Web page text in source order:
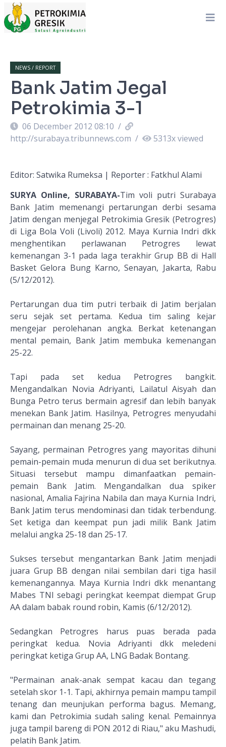
NEWS / REPORT
Bank Jatim Jegal
Petrokimia 3-1
06 December 2012 08:10 /
http://surabaya.tribunnews.com / 5313x viewed
Editor: Satwika Rumeksa | Reporter : Fatkhul Alami
SURYA Online, SURABAYA-Tim voli putri Surabaya
Bank Jatim memenangi pertarungan derbi sesama
Jatim dengan menjegal Petrokimia Gresik (Petrogres)
di Liga Bola Voli (Livoli) 2012. Maya Kurnia Indri dkk
menghentikan perlawanan Petrogres lewat
kemenangan 3-1 pada laga terakhir Grup BB di Hall
Basket Gelora Bung Karno, Senayan, Jakarta, Rabu
(5/12/2012).
Pertarungan dua tim putri terbaik di Jatim berjalan
seru sejak set pertama. Kedua tim saling kejar
mengejar perolehanan angka. Berkat ketenangan
mental pemain, Bank Jatim membuka kemenangan
25-22.
Tapi pada set kedua Petrogres bangkit.
Mengandalkan Novia Adriyanti, Lailatul Aisyah dan
Bunga Petro terus bermain agresif dan lebih banyak
menekan Bank Jatim. Hasilnya, Petrogres menyudahi
permainan dan menang 25-20.
Sayang, permainan Petrogres yang mayoritas dihuni
pemain-pemain muda menurun di dua set berikutnya.
Situasi tersebut mampu dimanfaatkan pemain-
pemain Bank Jatim. Mengandalkan dua spiker
nasional, Amalia Fajrina Nabila dan maya Kurnia Indri,
Bank Jatim terus mendominasi dan tidak terbendung.
Set ketiga dan keempat pun jadi milik Bank Jatim
melalui angka 25-18 dan 25-17.
Sukses tersebut mengantarkan Bank Jatim menjadi
juara Grup BB dengan nilai sembilan dari tiga hasil
kemenangannya. Maya Kurnia Indri dkk menantang
Mabes TNI sebagi peringkat keempat diempat Grup
AA dalam babak round robin, Kamis (6/12/2012).
Sedangkan Petrogres harus puas berada pada
peringkat kedua. Novia Adriyanti dkk meledeni
peringkat ketiga Grup AA, LNG Badak Bontang.
"Permainan anak-anak sempat kacau dan tegang
setelah skor 1-1. Tapi, akhirnya pemain mampu tampil
tenang dan meunjukan performa bagus. Memang,
kami dan Petrokimia sudah saling kenal. Pemainnya
juga tampil bareng di PON 2012 di Riau," aku Mashudi,
pelatih Bank Jatim.